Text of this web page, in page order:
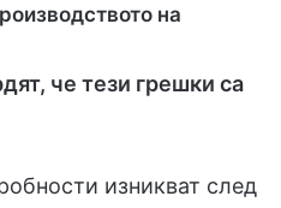
на
че тези грешки са
изникват след